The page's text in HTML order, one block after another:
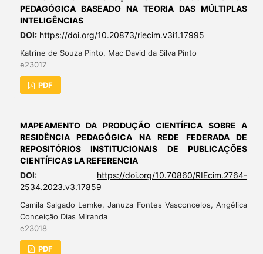
PEDAGÓGICA BASEADO NA TEORIA DAS MÚLTIPLAS
INTELIGÊNCIAS
DOI: https://doi.org/10.20873/riecim.v3i1.17995
Katrine de Souza Pinto, Mac David da Silva Pinto
e23017
PDF
MAPEAMENTO DA PRODUÇÃO CIENTÍFICA SOBRE A
RESIDÊNCIA PEDAGÓGICA NA REDE FEDERADA DE
REPOSITÓRIOS INSTITUCIONAIS DE PUBLICAÇÕES
CIENTÍFICAS LA REFERENCIA
DOI:
https://doi.org/10.70860/RIEcim.2764-
2534.2023.v3.17859
Camila Salgado Lemke, Januza Fontes Vasconcelos, Angélica
Conceição Dias Miranda
e23018
PDF